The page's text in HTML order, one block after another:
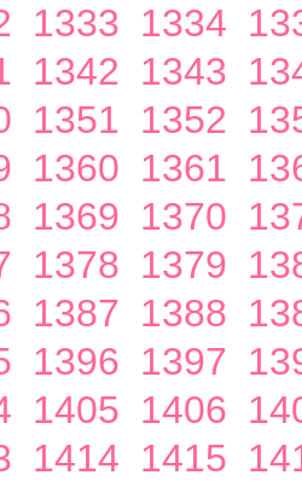
1333 1334
1342 1343
1351 1352
1360 1361
1369 1370
1378 1379
1387 1388
1396 1397
1405 1406
1414 1415